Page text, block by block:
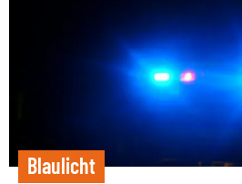
Blaulicht